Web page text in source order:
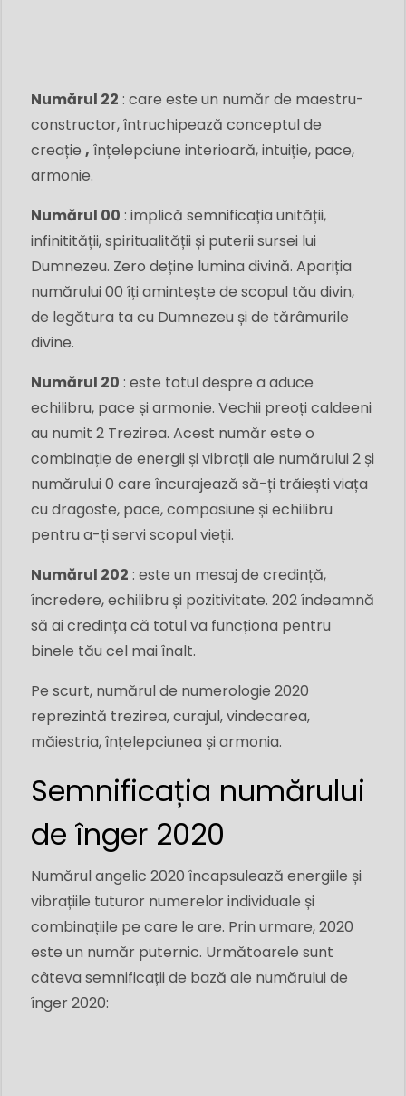
Numărul 22 : care este un număr de maestru-
constructor, întruchipează conceptul de
creație , înțelepciune interioară, intuiție, pace,
armonie.
Numărul 00 : implică semnificația unității,
infinitității, spiritualității și puterii sursei lui
Dumnezeu. Zero deține lumina divină. Apariția
numărului 00 îți amintește de scopul tău divin,
de legătura ta cu Dumnezeu și de tărâmurile
divine.
Numărul 20 : este totul despre a aduce
echilibru, pace și armonie. Vechii preoți caldeeni
au numit 2 Trezirea. Acest număr este o
combinație de energii și vibrații ale numărului 2 și
numărului 0 care încurajează să-ți trăiești viața
cu dragoste, pace, compasiune și echilibru
pentru a-ți servi scopul vieții.
Numărul 202 : este un mesaj de credință,
încredere, echilibru și pozitivitate. 202 îndeamnă
să ai credința că totul va funcționa pentru
binele tău cel mai înalt.
Pe scurt, numărul de numerologie 2020
reprezintă trezirea, curajul, vindecarea,
măiestria, înțelepciunea și armonia.
Semnificația numărului
de înger 2020
Numărul angelic 2020 încapsulează energiile și
vibrațiile tuturor numerelor individuale și
combinațiile pe care le are. Prin urmare, 2020
este un număr puternic. Următoarele sunt
câteva semnificații de bază ale numărului de
înger 2020: